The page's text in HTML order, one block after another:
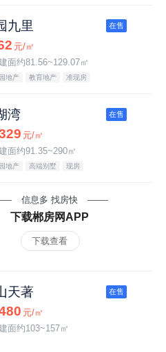
九里 在售
元/㎡
面约81.56~129.07㎡
地产 教育地产 准现房
湾 在售
元/㎡
面约91.35~290㎡
地产 高端别墅 现房
信息多 找房快
下载郴房网APP
下载查看
天著 在售
元/㎡
面约103~157㎡